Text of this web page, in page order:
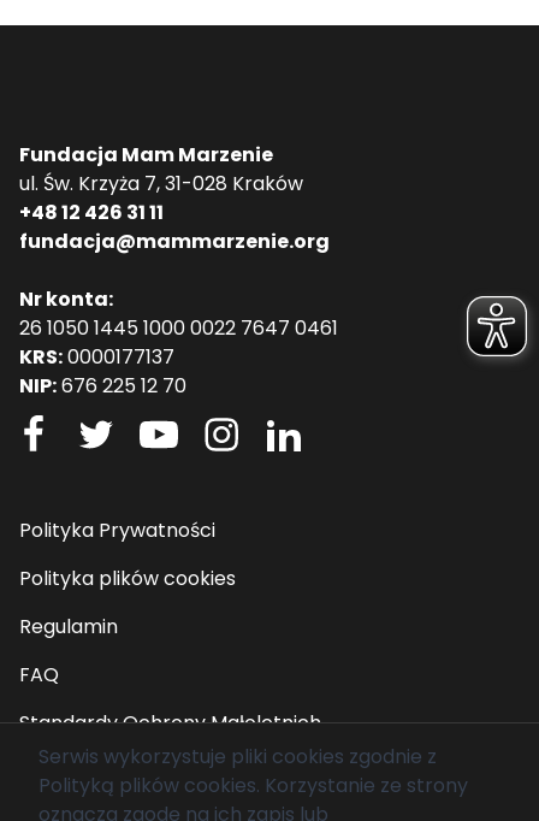
Fundacja Mam Marzenie
ul. Św. Krzyża 7, 31-028 Kraków
+48 12 426 31 11
fundacja@mammarzenie.org
Nr konta:
26 1050 1445 1000 0022 7647 0461
KRS:0000177137
NIP:676 225 12 70
Polityka Prywatności
Polityka plików cookies
Regulamin
FAQ
Standardy Ochrony Małoletnich
© 2026 Fundacja Mam Marzenie. Wszelkie prawa
Serwis wykorzystuje pliki cookies zgodnie z
Polityką plików cookies. Korzystanie ze strony
oznacza zgodę na ich zapis lub